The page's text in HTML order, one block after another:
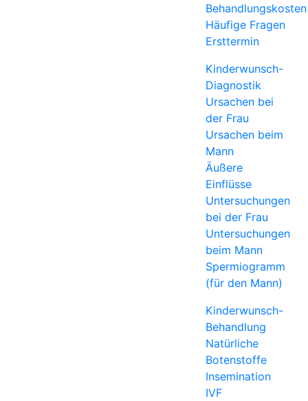
Behandlungskosten
Häufige Fragen
Ersttermin
Kinderwunsch-
Diagnostik
Ursachen bei
der Frau
Ursachen beim
Mann
Äußere
Einflüsse
Untersuchungen
bei der Frau
Untersuchungen
beim Mann
Spermiogramm
(für den Mann)
Kinderwunsch-
Behandlung
Natürliche
Botenstoffe
Insemination
IVF